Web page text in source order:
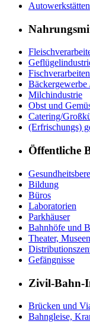
Autowerkstätten
Bäckergewerbe
Milchindustrie
Obst und
Catering/
(Erfrischungs)
Öffentliche
Bildung
Büros
Laboratorien
Parkhäuser
Bahnhöfe und
Theater, Museen
Gefängnisse
Zivil-Bahn-
Brücken und
Bahngleise,